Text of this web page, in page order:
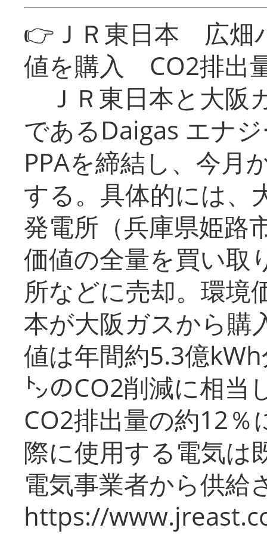
👉ＪＲ東日本 広畑
値を購入 CO2排出
ＪＲ東日本と大阪
であるDaigas エナ
PPAを締結し、今月
する。具体的には、
発電所（兵庫県姫路
価値の全量を買い取
所などに売却。環境
本が大阪ガスから購
値は年間約5.3億
㌧のCO2削減に相当
CO2排出量の約12％
際に使用する電気は
電気事業者から供給
https://